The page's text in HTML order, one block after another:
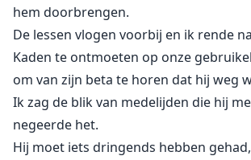
hem doorbrengen.
De lessen vlogen voorbij en ik rende
Kaden te ontmoeten op onze
om van zijn beta te horen dat hij weg
Ik zag de blik van medelijden die hij
negeerde het.
Hij moet iets dringends hebben